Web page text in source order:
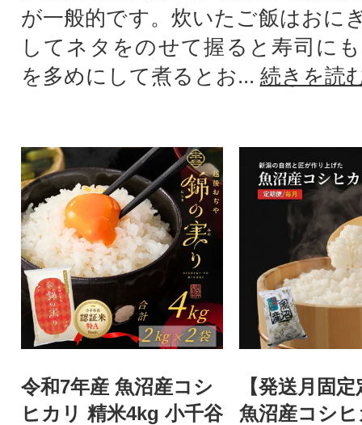
が一般的です。炊いたご飯はおに
してネタをのせて握ると寿司に
を多めにして煮るとお... 続きを読
令和7年産 魚沼産コシ
ヒカリ 精米4kg 小千谷
【発送月固
魚沼産コシ